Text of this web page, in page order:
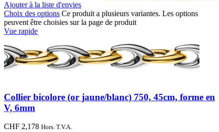
Ajouter à la liste d'envies
Choix des options Ce produit a plusieurs variantes. Les options
peuvent être choisies sur la page de produit
Vue rapide
Collier bicolore (or jaune/blanc) 750, 45cm, forme en
V, 6mm
CHF 2,178 Hors. T.V.A.